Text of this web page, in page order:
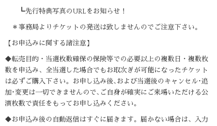
┗先行特典写真のURLをお知らせ！
＊事務局よりチケットの発送は致しませんのでご注意下さい。
【お申込みに関する諸注意】
◆転売目的・当選枚数確保の保険等での必要以上の複数日・複数枚
数を申込み、全当選した場合でもお取次ぎが可能になったチケット
は必ずご購入下さい。お申し込み後､および当選後のキャンセル･追
加･変更は一切できませんので､ご自身が確実にご来場いただける公
演枚数で責任をもってお申し込みください｡
◆お申込み後の自動返信はすぐに届きます。届かない場合は、入力